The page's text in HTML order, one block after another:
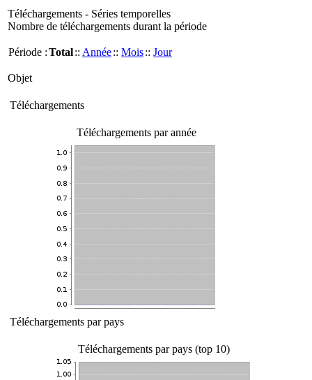
Téléchargements - Séries temporelles
Nombre de téléchargements durant la période
Période :Total:: Année:: Mois:: Jour
Objet
Téléchargements
Téléchargements par année
Téléchargements par pays
Téléchargements par pays (top 10)